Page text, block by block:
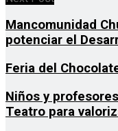
Mancomunidad
potenciar el
Feria del
Niños y
Teatro para